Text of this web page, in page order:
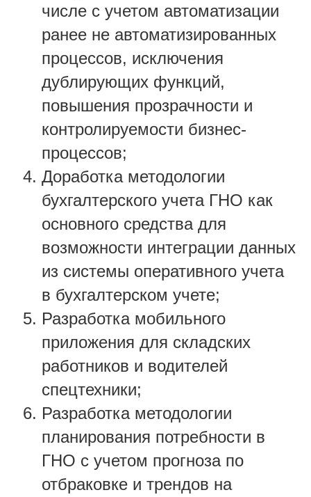
числе с учетом автоматизации
ранее не автоматизированных
процессов, исключения
дублирующих функций,
повышения прозрачности и
контролируемости бизнес-
процессов;
Доработка методологии
бухгалтерского учета ГНО как
основного средства для
возможности интеграции данных
из системы оперативного учета
в бухгалтерском учете;
Разработка мобильного
приложения для складских
работников и водителей
спецтехники;
Разработка методологии
планирования потребности в
ГНО с учетом прогноза по
отбраковке и трендов на